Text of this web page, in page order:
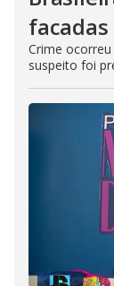
Crime
suspeito foi